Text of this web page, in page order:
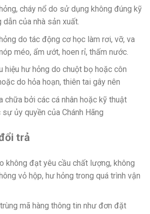
cháy nổ do sử dụng không đúng kỹ
của nhà sản xuất.
do tác động cơ học làm rơi, vỡ, va
méo, ẩm ướt, hoen rỉ, thấm nước.
hiệu hư hỏng do chuột bọ hoặc côn
do hỏa hoạn, thiên tai gây nên
chữa bởi các cá nhân hoặc kỹ thuật
ủy quyền của Chánh Hãng
trả
không đạt yêu cầu chất lượng, không
vỏ hộp, hư hỏng trong quá trình vận
mã hàng thông tin như đơn đặt